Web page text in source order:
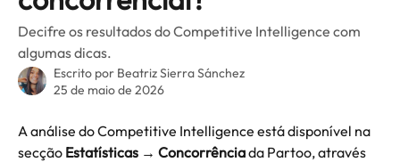
Decifre os resultados do Competitive Intelligence com
algumas dicas.
Escrito por Beatriz Sierra Sánchez
25 de maio de 2026
A análise do Competitive Intelligence está disponível na
secção Estatísticas → Concorrência da Partoo, através